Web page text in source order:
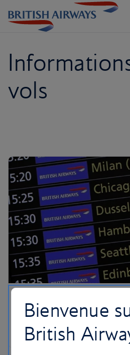
vols
Statut du vol
Vérifiez le statut de votre vol
Bienvenue
British